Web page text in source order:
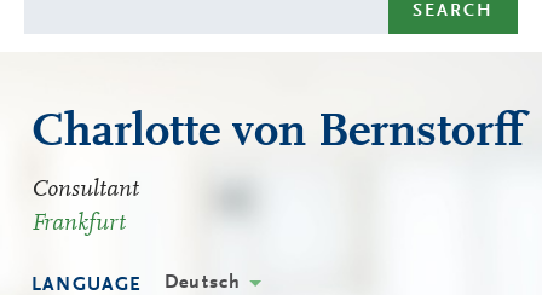
LEISTUNGEN
PRESSE
SEARCH
Charlotte von Bernstorff
Consultant
Frankfurt
LANGUAGE Deutsch